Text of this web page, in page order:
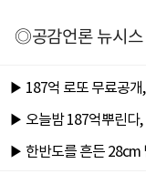
◎공감언론 뉴시스